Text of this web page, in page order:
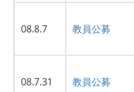
08.8.7 教員公募
08.7.31 教員公募